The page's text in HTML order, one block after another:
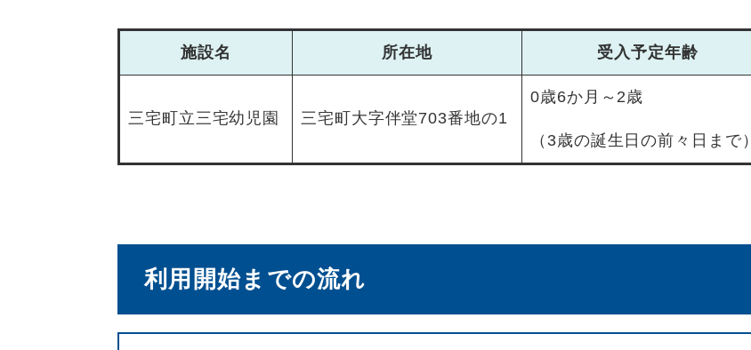
施設名 所在地 受入予定年齢
三宅町立三宅幼児園 三宅町大字伴堂703番地の1
0歳6か月～2歳
（3歳の誕生日の前々日まで）
利用開始までの流れ